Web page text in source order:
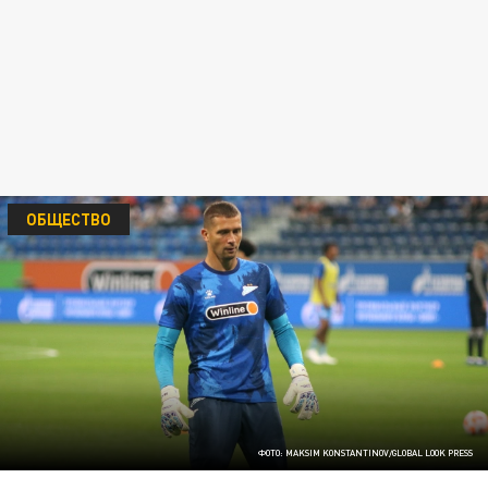
ФОТО: MAKSIM KONSTANTINOV/GLOBAL LOOK PRESS
ОБЩЕСТВО